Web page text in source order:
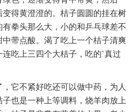
得黄澄澄的。桔子圆圆的挂在树
有拳头那么大，小的和乒乓球差不
带点酸。渴了吃上一个桔子清爽
吃上三四个大桔子，吃的`真过
它不紧好吃还可以做中药，为人
也是一种上等调料，烧羊肉放上